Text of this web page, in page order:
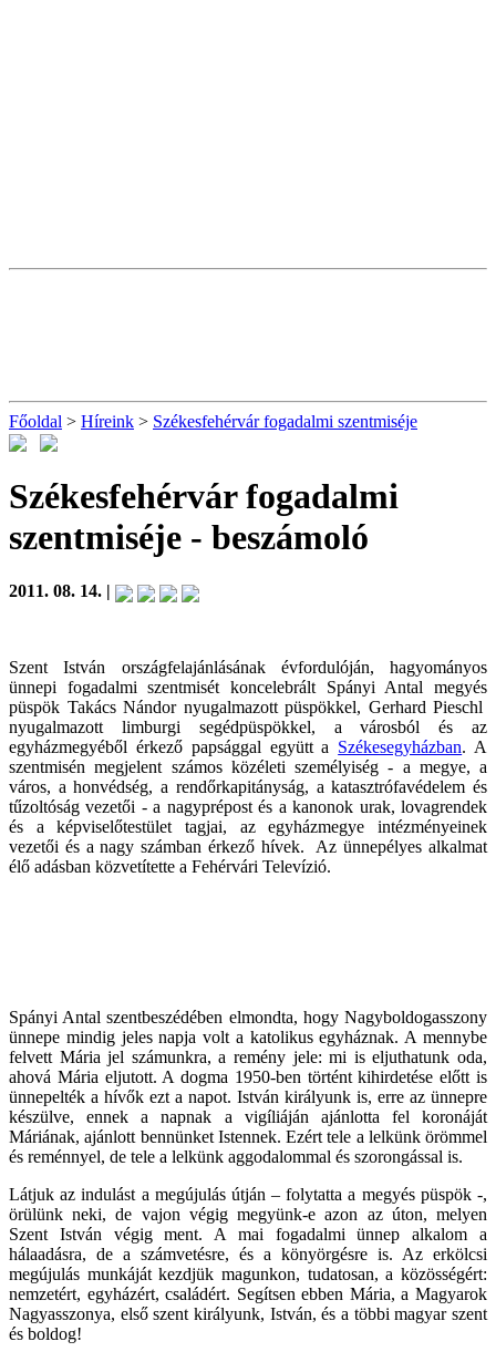
Főoldal > Híreink > Székesfehérvár fogadalmi szentmiséje
Székesfehérvár fogadalmi
szentmiséje - beszámoló
2011. 08. 14. |
Szent István országfelajánlásának évfordulóján, hagyományos
ünnepi fogadalmi szentmisét koncelebrált Spányi Antal megyés
püspök Takács Nándor nyugalmazott püspökkel, Gerhard Pieschl
nyugalmazott limburgi segédpüspökkel, a városból és az
egyházmegyéből érkező papsággal együtt a Székesegyházban. A
szentmisén megjelent számos közéleti személyiség - a megye, a
város, a honvédség, a rendőrkapitányság, a katasztrófavédelem és
tűzoltóság vezetői - a nagyprépost és a kanonok urak, lovagrendek
és a képviselőtestület tagjai, az egyházmegye intézményeinek
vezetői és a nagy számban érkező hívek. Az ünnepélyes alkalmat
élő adásban közvetítette a Fehérvári Televízió.
Spányi Antal szentbeszédében elmondta, hogy Nagyboldogasszony
ünnepe mindig jeles napja volt a katolikus egyháznak. A mennybe
felvett Mária jel számunkra, a remény jele: mi is eljuthatunk oda,
ahová Mária eljutott. A dogma 1950-ben történt kihirdetése előtt is
ünnepelték a hívők ezt a napot. István királyunk is, erre az ünnepre
készülve, ennek a napnak a vigíliáján ajánlotta fel koronáját
Máriának, ajánlott bennünket Istennek. Ezért tele a lelkünk örömmel
és reménnyel, de tele a lelkünk aggodalommal és szorongással is.
Látjuk az indulást a megújulás útján – folytatta a megyés püspök -,
örülünk neki, de vajon végig megyünk-e azon az úton, melyen
Szent István végig ment. A mai fogadalmi ünnep alkalom a
hálaadásra, de a számvetésre, és a könyörgésre is. Az erkölcsi
megújulás munkáját kezdjük magunkon, tudatosan, a közösségért:
nemzetért, egyházért, családért. Segítsen ebben Mária, a Magyarok
Nagyasszonya, első szent királyunk, István, és a többi magyar szent
és boldog!